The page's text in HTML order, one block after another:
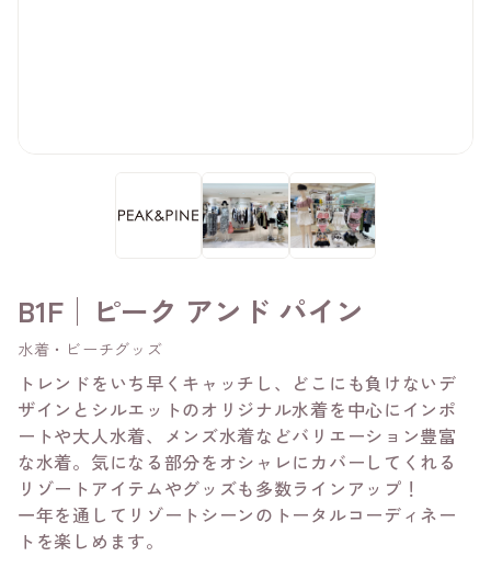
B1F│ピーク アンド パイン
水着・ビーチグッズ
トレンドをいち早くキャッチし、どこにも負けないデ
ザインとシルエットのオリジナル水着を中心にインポ
ートや大人水着、メンズ水着などバリエーション豊富
な水着。気になる部分をオシャレにカバーしてくれる
リゾートアイテムやグッズも多数ラインアップ！
一年を通してリゾートシーンのトータルコーディネー
トを楽しめます。